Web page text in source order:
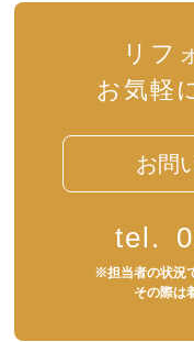
リフ
お気軽
お問
tel.
※担当者の状況
その際は